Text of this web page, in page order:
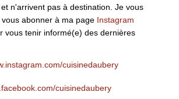
n'arrivent pas à destination. Je vous
abonner à ma page Instagram
vous tenir informé(e) des dernières
cuisinedaubery
cuisinedaubery